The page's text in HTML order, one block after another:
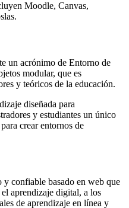
Moodle, Canvas,
un acrónimo de Entorno de
modular, que es
y teóricos de la educación.
diseñada para
y estudiantes un único
crear entornos de
confiable basado en web que
aprendizaje digital, a los
de aprendizaje en línea y